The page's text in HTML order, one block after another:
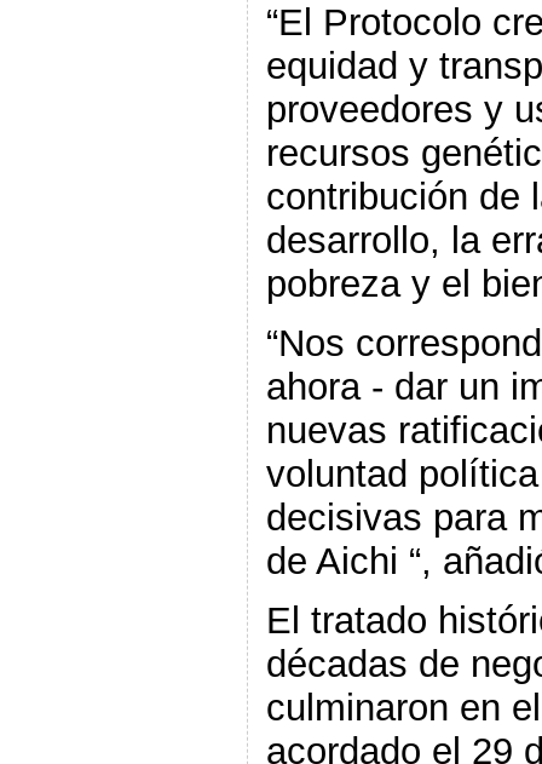
“El Protocolo
equidad y
proveedores y
recursos
contribución de
desarrollo, la
pobreza y el
“Nos
ahora - dar un
nuevas
voluntad
decisivas para
de Aichi “,
El tratado
décadas de
culminaron en
acordado el 29